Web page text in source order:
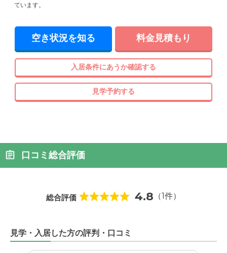
ています。
空き状況を知る 料金見積もり
入居条件にあうか確認する
見学予約する
口コミ総合評価
総合評価 4.8 （1件）
見学・入居した方の評判・口コミ